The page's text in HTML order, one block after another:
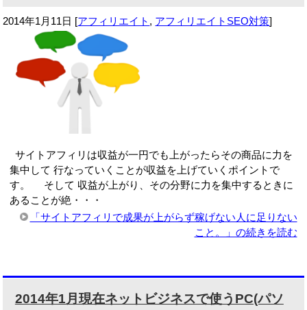
2014年1月11日 [アフィリエイト , アフィリエイトSEO対策]
サイトアフィリは収益が一円でも上がったらその商品に力を
集中して 行なっていくことが収益を上げていくポイントで
す。 そして 収益が上がり、その分野に力を集中するときに
あることが絶・・・
「サイトアフィリで成果が上がらず稼げない人に足りない
こと。」の続きを読む
2014年1月現在ネットビジネスで使うPC(パソ